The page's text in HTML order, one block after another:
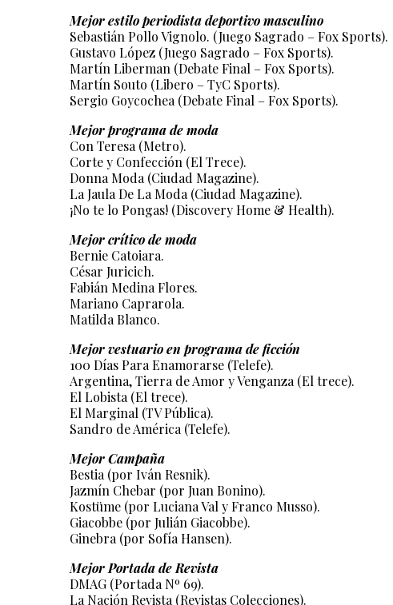
Mejor estilo periodista deportivo masculino
Sebastián Pollo Vignolo. (Juego Sagrado – Fox Sports).
Gustavo López (Juego Sagrado – Fox Sports).
Martín Liberman (Debate Final – Fox Sports).
Martín Souto (Libero – TyC Sports).
Sergio Goycochea (Debate Final – Fox Sports).
Mejor programa de moda
Con Teresa (Metro).
Corte y Confección (El Trece).
Donna Moda (Ciudad Magazine).
La Jaula De La Moda (Ciudad Magazine).
¡No te lo Pongas! (Discovery Home & Health).
Mejor crítico de moda
Bernie Catoiara.
César Juricich.
Fabián Medina Flores.
Mariano Caprarola.
Matilda Blanco.
Mejor vestuario en programa de ficción
100 Días Para Enamorarse (Telefe).
Argentina, Tierra de Amor y Venganza (El trece).
El Lobista (El trece).
El Marginal (TV Pública).
Sandro de América (Telefe).
Mejor Campaña
Bestia (por Iván Resnik).
Jazmín Chebar (por Juan Bonino).
Kostüme (por Luciana Val y Franco Musso).
Giacobbe (por Julián Giacobbe).
Ginebra (por Sofía Hansen).
Mejor Portada de Revista
DMAG (Portada Nº 69).
La Nación Revista (Revistas Colecciones).